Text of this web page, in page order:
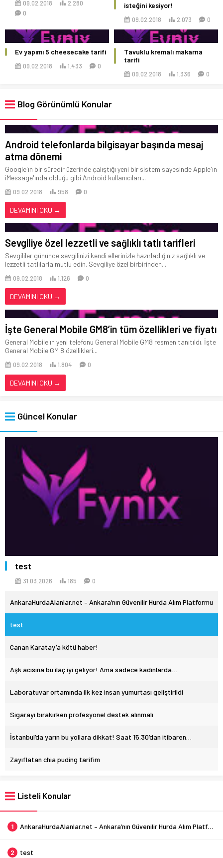
09.02.2018
2.280
0
isteğini kesiyor!
09.02.2018 2.073 0
Ev yapımı 5 cheesecake tarifi
09.02.2018 1.433 0
Tavuklu kremalı makarna
tarifi
09.02.2018 1.336 0
Blog Görünümlü Konular
Android telefonlarda bilgisayar başında mesaj
atma dönemi
Google'ın bir süredir üzerinde çalıştığı yeni bir sistem sayesinde Apple'ın
iMessage'ında olduğu gibi Android kullanıcıları...
09.02.2018 958 0
DEVAMINI OKU →
Sevgiliye özel lezzetli ve sağlıklı tatlı tarifleri
Sevgililer gününde sevgilinizi kendi ellerinizle hazırladığınız sağlıklı ve
lezzetli tatlılarla mutlu edin. Sevgiliye özel birbirinden...
09.02.2018 1.126 0
DEVAMINI OKU →
İşte General Mobile GM8’in tüm özellikleri ve fiyatı
General Mobile'ın yeni telefonu General Mobile GM8 resmen tanıtıldı. İşte
General Mobile GM 8 özellikleri...
09.02.2018 1.804 0
DEVAMINI OKU →
Güncel Konular
test
31.03.2026 185 0
AnkaraHurdaAlanlar.net – Ankara’nın Güvenilir Hurda Alım Platformu
test
Canan Karatay’a kötü haber!
Aşk acısına bu ilaç iyi geliyor! Ama sadece kadınlarda…
Laboratuvar ortamında ilk kez insan yumurtası geliştirildi
Sigarayı bırakırken profesyonel destek alınmalı
İstanbul’da yarın bu yollara dikkat! Saat 15.30’dan itibaren…
Zayıflatan chia puding tarifim
Listeli Konular
1 AnkaraHurdaAlanlar.net – Ankara’nın Güvenilir Hurda Alım Platformu
2 test